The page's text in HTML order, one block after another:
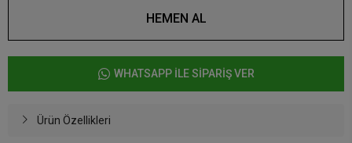
HEMEN AL
WHATSAPP İLE SİPARİŞ VER
Ürün Özellikleri